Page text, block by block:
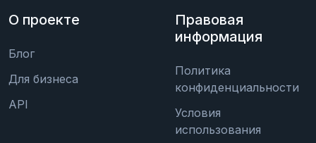
О проекте
Блог
Для бизнеса
API
Правовая
информация
Политика
конфиденциальности
Условия
использования